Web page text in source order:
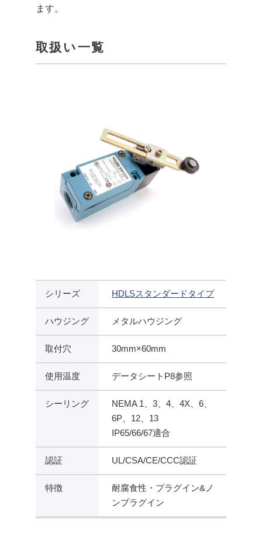
ます。
取扱い一覧
シリーズ HDLSスタンダードタイプ
ハウジング メタルハウジング
取付穴 30mm×60mm
使用温度 データシートP8参照
シーリング
NEMA 1、3、4、4X、6、
6P、12、13
IP65/66/67適合
認証 UL/CSA/CE/CCC認証
特徴
耐腐食性・プラグイン&ノ
ンプラグイン